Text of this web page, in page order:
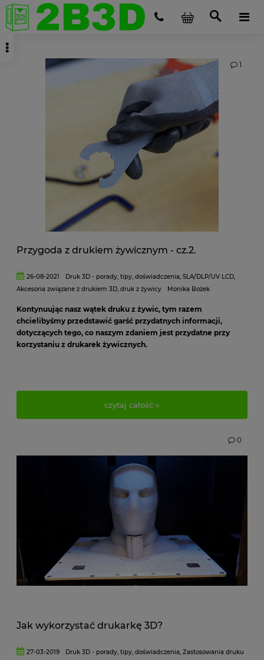
Przygoda z drukiem żywicznym - cz.2.
1
26-08-2021 Druk 3D - porady, tipy, doświadczenia,SLA/DLP/UV LCD,
Akcesoria związane z drukiem 3D, druk z żywicy Monika Bożek
Kontynuując nasz wątek druku z żywic, tym razem
chcielibyśmy przedstawić garść przydatnych informacji,
dotyczących tego, co naszym zdaniem jest przydatne przy
korzystaniu z drukarek żywicznych.
czytaj całość »
Jak wykorzystać drukarkę 3D?
0
27-03-2019 Druk 3D - porady, tipy, doświadczenia,Zastosowania druku